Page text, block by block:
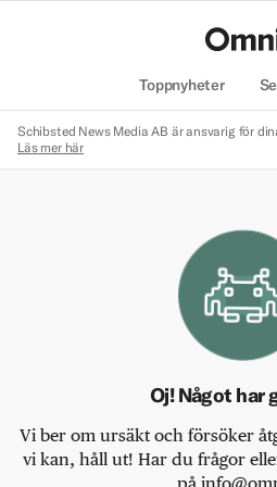
Toppnyheter
Schibsted News Media AB är ansvarig för
Läs mer här
Oj! Något har
Vi ber om ursäkt och försöker
vi kan, håll ut! Har du frågor